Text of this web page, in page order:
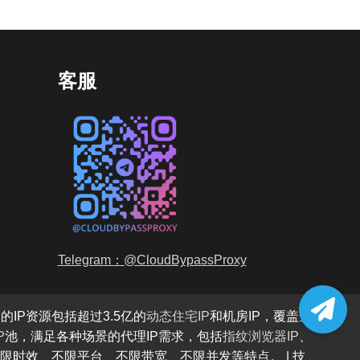
客服
Telegram：@CloudBypassProxy
IP资源包括超过3.5亿的动态住宅IP和机房IP，覆盖全
池，满足各种场景的代理IP需求，包括指纹浏览器IP
时效、不限平台、不限带宽、不限并发等特点。 | 技